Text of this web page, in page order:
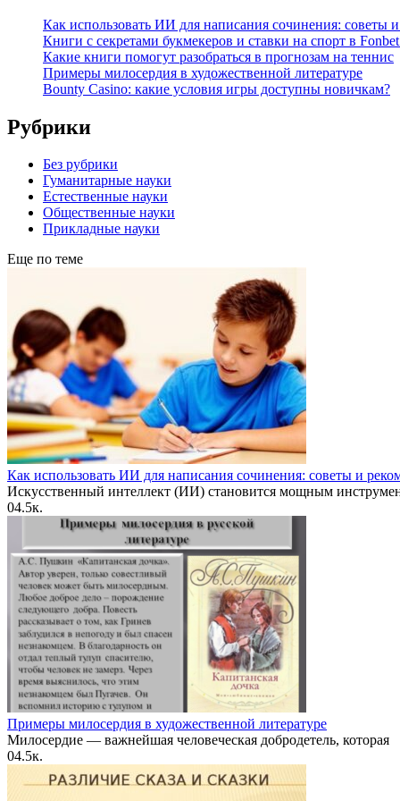
Как использовать ИИ для написания сочинения: советы
Книги с секретами букмекеров и ставки на спорт в
Какие книги помогут разобраться в прогнозам на теннис
Примеры милосердия в художественной литературе
Bounty Casino: какие условия игры доступны новичкам?
Рубрики
Без рубрики
Гуманитарные науки
Естественные науки
Общественные науки
Прикладные науки
Еще по теме
Как использовать ИИ для написания сочинения: советы и
Искусственный интеллект (ИИ) становится мощным
04.5к.
Примеры милосердия в художественной литературе
Милосердие — важнейшая человеческая добродетель, которая
04.5к.